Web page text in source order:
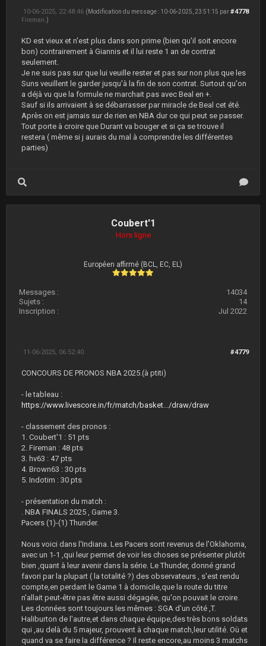
#4778
10-06-2025, 22:48:46 (Modification du message : 10-06-2025, 23:51:15 par
Fireman .)
KD est vieux et n'est plus dans son prime (bien qu'il soit encore
bon) contrairement à Giannis et il lui reste 1 an de contrat
seulement.
Je ne suis pas sur que lui veuille rester et pas sur non plus que les
Suns veuillent le garder jusqu'à la fin de son contrat. Surtout qu'on
a déjà vu que la formule ne marchait pas avec Beal en +.
Sauf si ils arrivaient à se débarrasser par miracle de Beal cet été.
Après on est jamais sur de rien en NBA dur ce qui peut se passer.
Tout porte à croire que Durant va bouger et si ça se trouve il
restera ( même si j aurais du mal à comprendre les différentes
parties)
Coubert'1
Hors ligne
Européen affirmé (BCL, EC, EL)
Messages :
14034
Sujets :
14
Inscription :
Jul 2022
#4779
11-06-2025, 06:52:40
CONCOURS DE PRONOS NBA 2025.(à ptiti)
- le tableau :
https://www.livescore.in/fr/match/basket.../draw/draw
- classement des pronos :
1. Coubert'1 : 51 pts
2. Fireman : 48 pts
3. hv63 : 47 pts
4. Brown63 : 30 pts
5. Indotim : 30 pts
- présentation du match :
. NBA FINALS 2025 , Game 3.
Pacers (1)-(1) Thunder.
Nous voici dans l'Indiana. Les Pacers sont revenus de l'Oklahoma,
avec un 1-1 ,qui leur permet de voir les choses se présenter plutôt
bien ,quant à leur avenir dans la série. Le Thunder, donné grand
favori par la plupart ( la totalité ?) des observateurs , s'est rendu
compte,en perdant le Game 1 à domicile,que la route du titre
n'allait peut-être pas être aussi dégagée, qu'on pouvait le croire.
Les données sont toujours les mêmes : SGA d'un côté ,T.
Haliburton de l'autre,et dans chaque équipe,des très bons soldats
qui ,au delà du 5 majeur, prouvent à chaque match,leur utilité. Où et
quand va se faire la différence ? Il reste encore,au moins 3 matchs